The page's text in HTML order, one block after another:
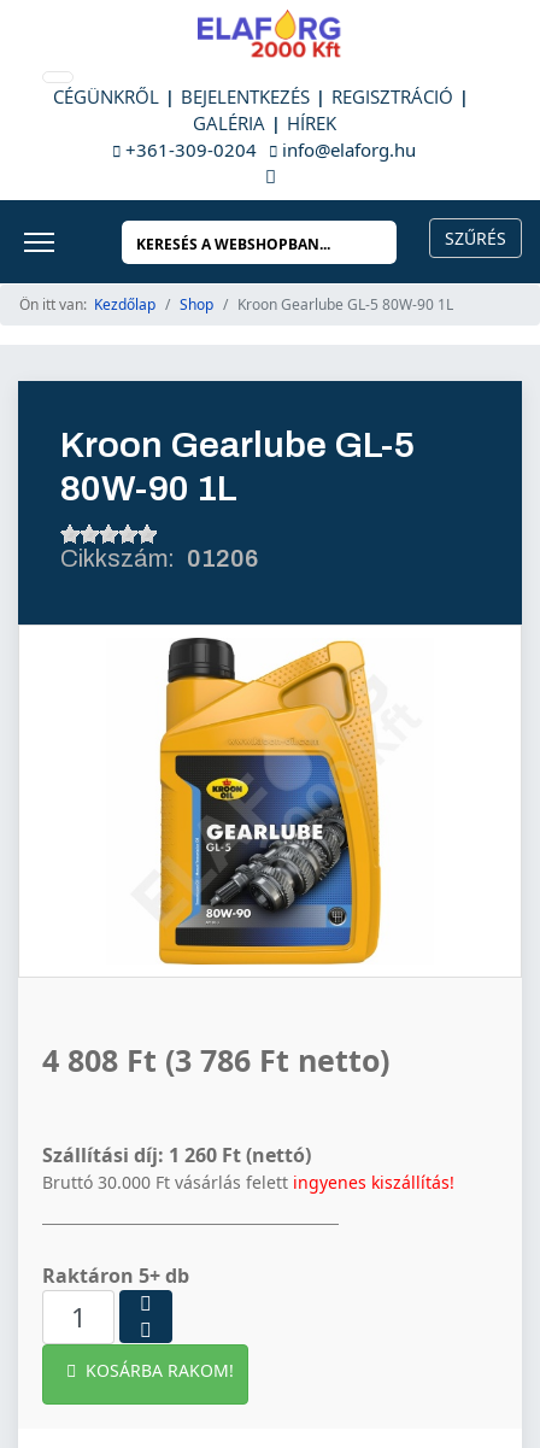
CÉGÜNKRŐL BEJELENTKEZÉS
REGISZTRÁCIÓ
GALÉRIA
HÍREK
+361-309-0204
info@elaforg.hu
Ön itt van: Kezdőlap Shop Kroon Gearlube GL-5 80W-90 1L
Kroon Gearlube GL-5
80W-90 1L
01206
4 808 Ft (3 786 Ft netto)
Szállítási díj: 1 260 Ft (nettó)
Bruttó 30.000 Ft vásárlás felett ingyenes kiszállítás!
Raktáron 5+ db
KOSÁRBA RAKOM!